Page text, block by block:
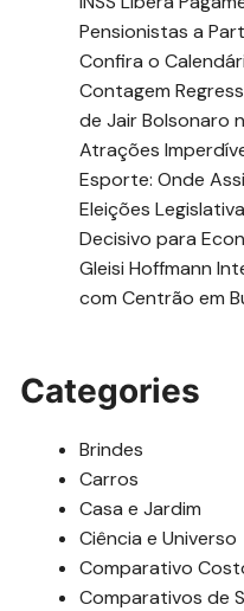
Pensionistas a
Confira o
Contagem
de Jair Bolsonaro
Atrações
Esporte: Onde
Eleições
Decisivo para
Gleisi Hoffmann
com Centrão em
Categories
Brindes
Carros
Casa e Jardim
Ciência e Universo
Comparativo
Comparativos de